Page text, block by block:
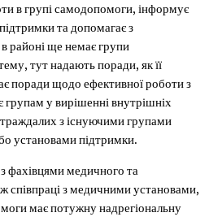
в групі самодопомоги, інформує
та допомагає з
районі ще немає групи
тут надають поради, як її
поради щодо ефективної роботи з
групам у вирішенні внутрішніх
з існуючими групами
установами підтримки.
фахівцями медичного та
співпраці з медичними установами,
має потужну надрегіональну